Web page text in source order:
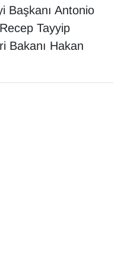
Başkanı Antonio
Tayyip
Bakanı Hakan